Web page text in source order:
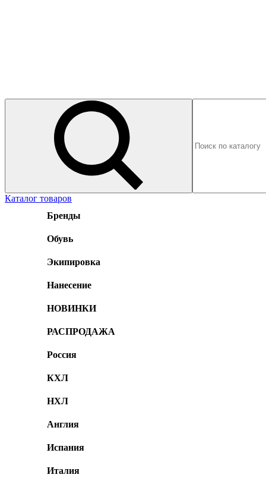
Каталог товаров
Бренды
Обувь
Экипировка
Нанесение
НОВИНКИ
РАСПРОДАЖА
Россия
КХЛ
НХЛ
Англия
Испания
Италия